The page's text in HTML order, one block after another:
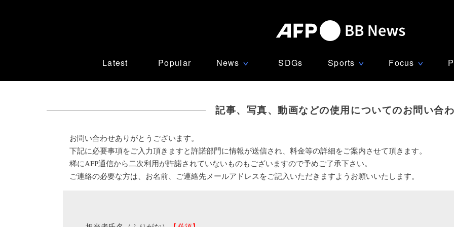
Latest Popular News ∨ SDGs Sports ∨ Focus ∨
記事、写真、動画などの使用についてのお問い合
お問い合わせありがとうございます。
下記に必要事項をご入力頂きますと許諾部門に情報が送信され、料金等の詳細をご案内させて頂きます。
稀にAFP通信から二次利用が許諾されていないものもございますので予めご了承下さい。
ご連絡の必要な方は、お名前、ご連絡先メールアドレスをご記入いただきますようお願いいたします。